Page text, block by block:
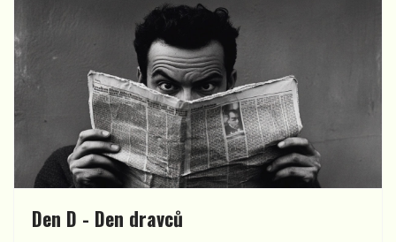
Den D - Den dravců